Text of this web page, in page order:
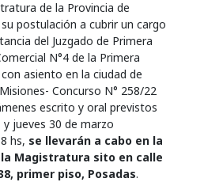
de la Provincia de
postulación a cubrir un cargo
del Juzgado de Primera
N°4 de la Primera
asiento en la ciudad de
Concurso N° 258/22
escrito y oral previstos
jueves 30 de marzo
hs, se llevarán a cabo en la
la Magistratura sito en calle
primer piso, Posadas.